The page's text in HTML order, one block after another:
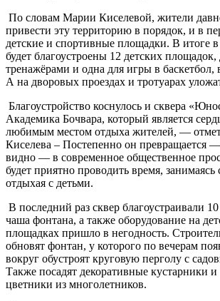
По словам Марии Киселевой, жители
привести эту территорию в порядок, и в
детские и спортивные площадки. В итоге
будет благоустроены 12 детских
тренажёрами и одна для игры в баскетбол,
А на дворовых проездах и тротуарах
Благоустройство коснулось и сквера
Академика Бочвара, который является
любимым местом отдыха жителей, —
Киселева – Постепенно он превращается
видно — в современное общественное
будет приятно проводить время,
отдыхая с детьми.
В последний раз сквер благоустраивали
чаша фонтана, а также оборудование на
площадках пришло в негодность.
обновят фонтан, у которого по вечерам
вокруг обустроят круговую перголу с
Также посадят декоративные кустарники и
цветники из многолетников.